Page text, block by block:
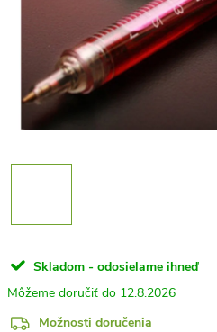
Skladom - odosielame ihneď
12.8.2026
Možnosti doručenia